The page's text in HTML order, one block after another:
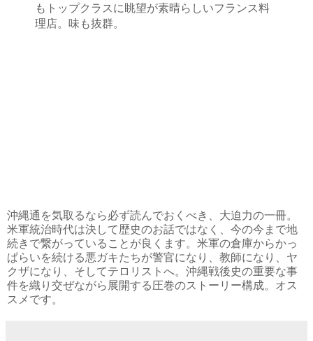
もトップクラスに眺望が素晴らしいフランス料
理店。味も抜群。
沖縄通を気取るなら必ず読んでおくべき、大迫力の一冊。
米軍統治時代は決して歴史のお話ではなく、今の今まで地
続きで繋がっていることが良くます。米軍の倉庫からかっ
ぱらいを続ける悪ガキたちが警官になり、教師になり、ヤ
クザになり、そしてテロリストへ。沖縄戦後史の重要な事
件を織り交ぜながら展開する圧巻のストーリー構成。オス
スメです。